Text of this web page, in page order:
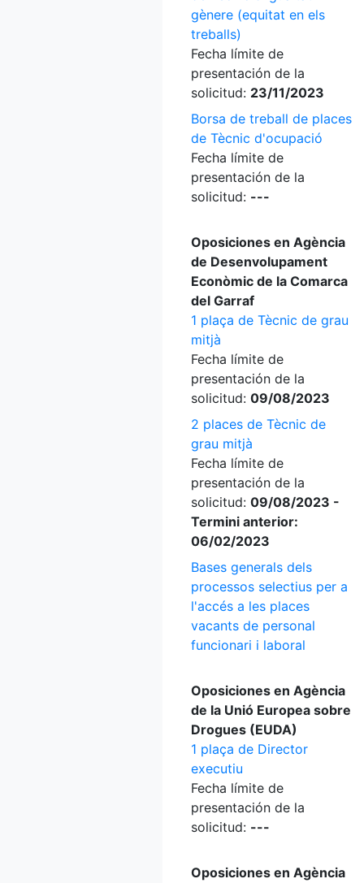
gènere (equitat en els
treballs)
Fecha límite de
presentación de la
solicitud: 23/11/2023
Borsa de treball de places
de Tècnic d'ocupació
Fecha límite de
presentación de la
solicitud: ---
Oposiciones en Agència
de Desenvolupament
Econòmic de la Comarca
del Garraf
1 plaça de Tècnic de grau
mitjà
Fecha límite de
presentación de la
solicitud: 09/08/2023
2 places de Tècnic de
grau mitjà
Fecha límite de
presentación de la
solicitud: 09/08/2023 -
Termini anterior:
06/02/2023
Bases generals dels
processos selectius per a
l'accés a les places
vacants de personal
funcionari i laboral
Oposiciones en Agència
de la Unió Europea sobre
Drogues (EUDA)
1 plaça de Director
executiu
Fecha límite de
presentación de la
solicitud: ---
Oposiciones en Agència